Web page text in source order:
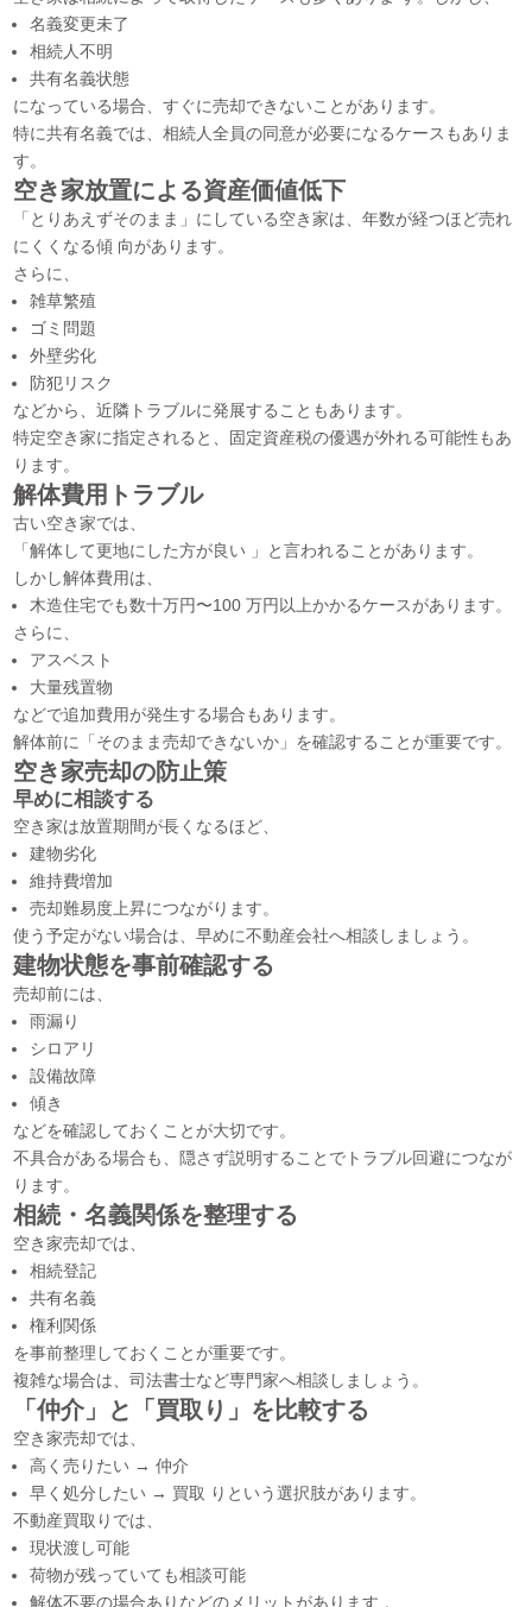
名義変更未了
相続人不明
共有名義状態
になっている場合、すぐに売却できないことがあります。
特に共有名義では、相続人全員の同意が必要になるケースもありま
す。
空き家放置による資産価値低下
「とりあえずそのまま」にしている空き家は、年数が経つほど売れ
にくくなる傾 向があります。
さらに、
雑草繁殖
ゴミ問題
外壁劣化
防犯リスク
などから、近隣トラブルに発展することもあります。
特定空き家に指定されると、固定資産税の優遇が外れる可能性もあ
ります。
解体費用トラブル
古い空き家では、
「解体して更地にした方が良い 」と言われることがあります。
しかし解体費用は、
木造住宅でも数十万円〜100 万円以上かかるケースがあります。
さらに、
アスベスト
大量残置物
などで追加費用が発生する場合もあります。
解体前に「そのまま売却できないか」を確認することが重要です。
空き家売却の防止策
早めに相談する
空き家は放置期間が長くなるほど、
建物劣化
維持費増加
売却難易度上昇につながります。
使う予定がない場合は、早めに不動産会社へ相談しましょう。
建物状態を事前確認する
売却前には、
雨漏り
シロアリ
設備故障
傾き
などを確認しておくことが大切です。
不具合がある場合も、隠さず説明することでトラブル回避につなが
ります。
相続・名義関係を整理する
空き家売却では、
相続登記
共有名義
権利関係
を事前整理しておくことが重要です。
複雑な場合は、司法書士など専門家へ相談しましょう。
「仲介」と「買取り」を比較する
空き家売却では、
高く売りたい → 仲介
早く処分したい → 買取 りという選択肢があります。
不動産買取りでは、
現状渡し可能
荷物が残っていても相談可能
解体不要の場合ありなどのメリットがあります 。